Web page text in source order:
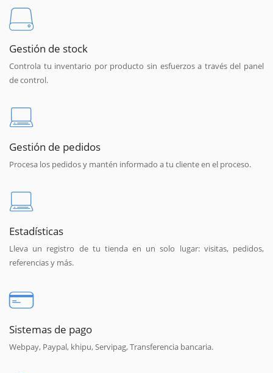
Gestión de stock
Controla tu inventario por producto sin esfuerzos a través del panel
de control.
Gestión de pedidos
Procesa los pedidos y mantén informado a tu cliente en el proceso.
Estadísticas
Lleva un registro de tu tienda en un solo lugar: visitas, pedidos,
referencias y más.
Sistemas de pago
Webpay, Paypal, khipu, Servipag, Transferencia bancaria.